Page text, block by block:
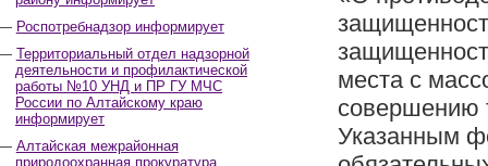
Роспотребнадзор информирует
Территориальный отдел надзорной
деятельности и профилактической
работы №10 УНД и ПР ГУ МЧС
России по Алтайскому краю
информирует
Алтайская межрайонная
природоохранная прокуратура
места с
совершению
Указанным